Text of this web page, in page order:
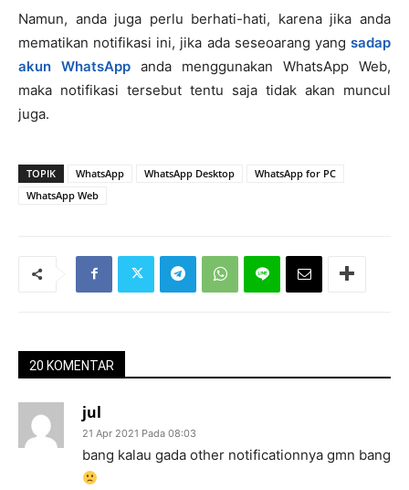
Namun, anda juga perlu berhati-hati, karena jika anda
mematikan notifikasi ini, jika ada seseoarang yang sadap
akun WhatsApp anda menggunakan WhatsApp Web,
maka notifikasi tersebut tentu saja tidak akan muncul
juga.
TOPIK WhatsApp WhatsApp Desktop
WhatsApp for PC
WhatsApp Web
20 KOMENTAR
jul
21 Apr 2021 Pada 08:03
bang kalau gada other notificationnya gmn bang